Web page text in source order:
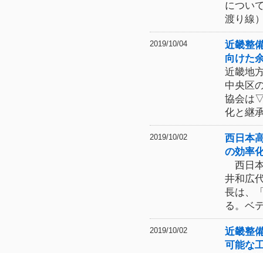
につい
渡り線
2019/10/04
近畿整
向けた
近畿地
中央区
協会は
化と継
2019/10/02
西日本
の効率
西日
井和広
長は、
る。ベ
2019/10/02
近畿整
可能な